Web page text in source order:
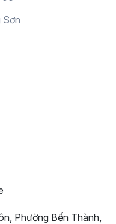
Sơn
Phường Bến Thành,